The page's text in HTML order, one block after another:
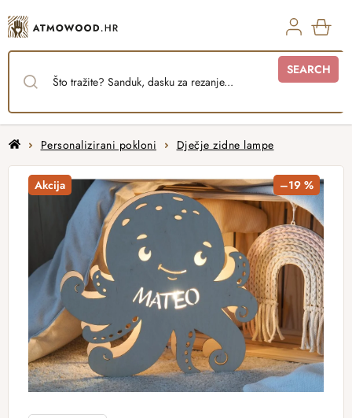
to
content
SEARCH
HomePersonalizirani pokloni Dječje zidne lampe
Akcija –19 %